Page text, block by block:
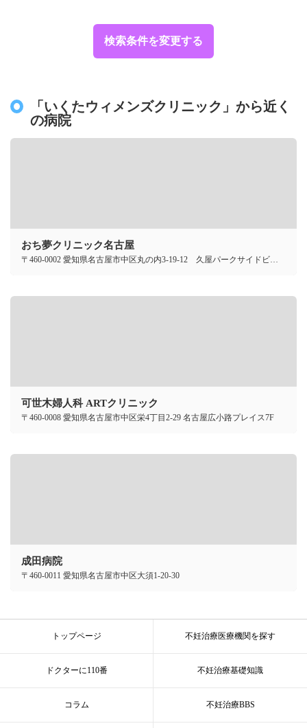
検索条件を変更する
「いくたウィメンズクリニック」から近く
の病院
おち夢クリニック名古屋
〒460-0002 愛知県名古屋市中区丸の内3-19-12 久屋パークサイドビル8F
可世木婦人科 ARTクリニック
〒460-0008 愛知県名古屋市中区栄4丁目2-29 名古屋広小路プレイス7F
成田病院
〒460-0011 愛知県名古屋市中区大須1-20-30
トップページ 不妊治療医療機関を探す
ドクターに110番 不妊治療基礎知識
コラム 不妊治療BBS